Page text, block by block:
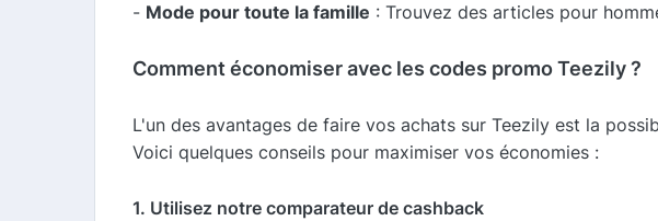
- Mode pour toute la famille : Trouvez des articles pour
Comment économiser avec les codes promo Teezily ?
L'un des avantages de faire vos achats sur Teezily est la
Voici quelques conseils pour maximiser vos économies :
1. Utilisez notre comparateur de cashback